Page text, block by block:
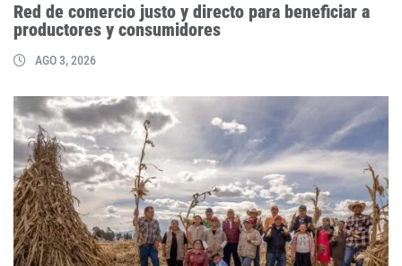
Red de comercio justo y directo para beneficiar a
productores y consumidores
AGO 3, 2026